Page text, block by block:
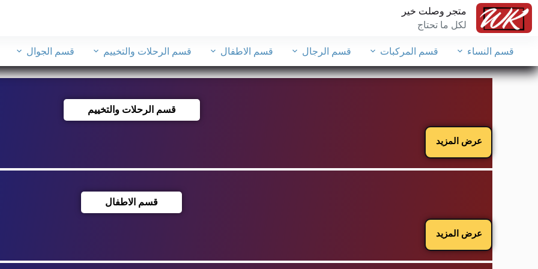
متجر وصلت خير
لكل ما تحتاج
قسم النساء قسم المركبات قسم الرجال قسم الاطفال قسم الرحلات والتخييم قسم الجوال
قسم الرحلات والتخييم
عرض المزيد
قسم الاطفال
عرض المزيد